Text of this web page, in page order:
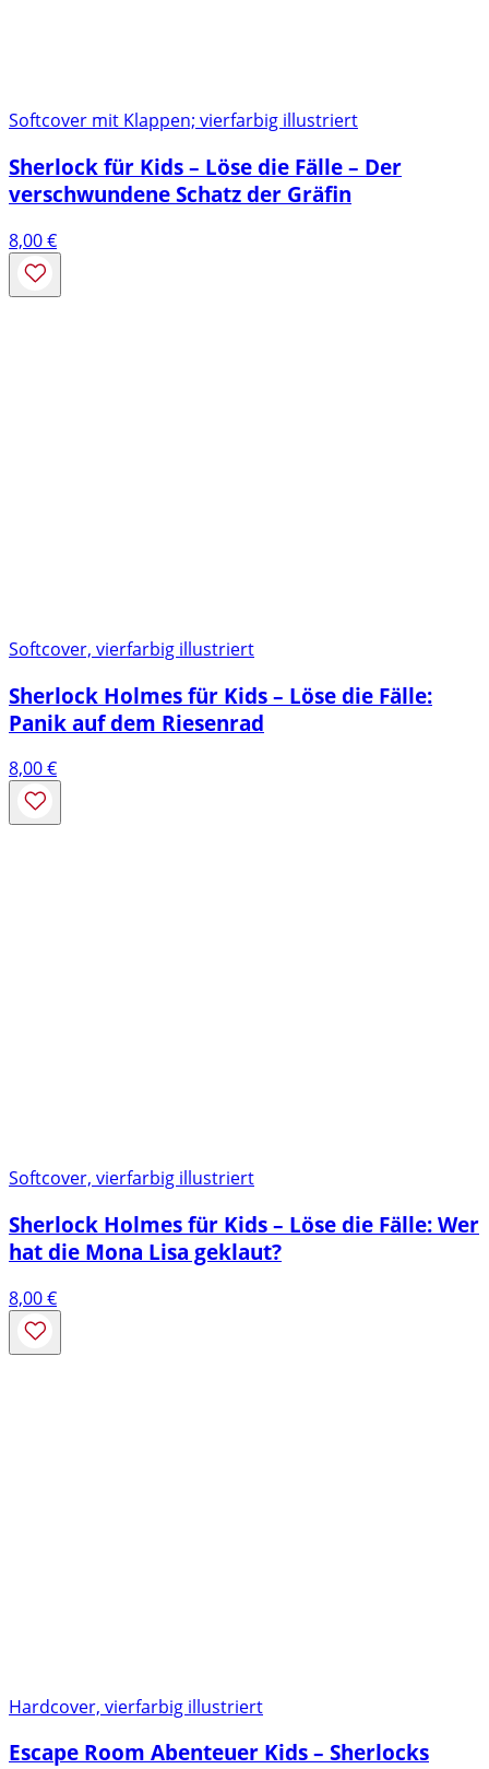
Softcover mit Klappen; vierfarbig illustriert
Sherlock für Kids – Löse die Fälle – Der
verschwundene Schatz der Gräfin
8,00€
Softcover, vierfarbig illustriert
Sherlock Holmes für Kids – Löse die Fälle:
Panik auf dem Riesenrad
8,00€
Softcover, vierfarbig illustriert
Sherlock Holmes für Kids – Löse die Fälle: Wer
hat die Mona Lisa geklaut?
8,00€
Hardcover, vierfarbig illustriert
Escape Room Abenteuer Kids – Sherlocks